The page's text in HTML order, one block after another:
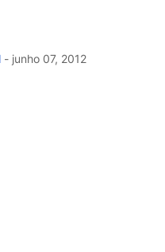
- junho 07, 2012